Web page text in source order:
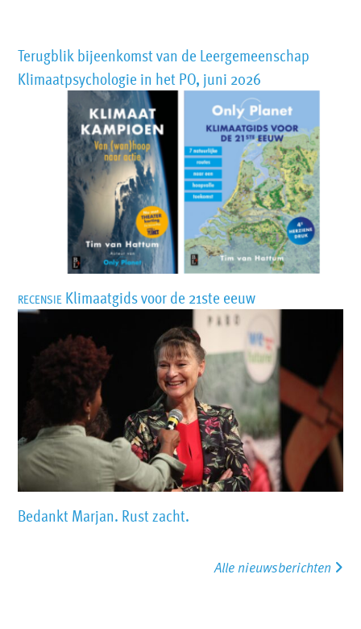
Terugblik bijeenkomst van de Leergemeenschap
Klimaatpsychologie in het PO, juni 2026
RECENSIE Klimaatgids voor de 21ste eeuw
Bedankt Marjan. Rust zacht.
Alle nieuwsberichten